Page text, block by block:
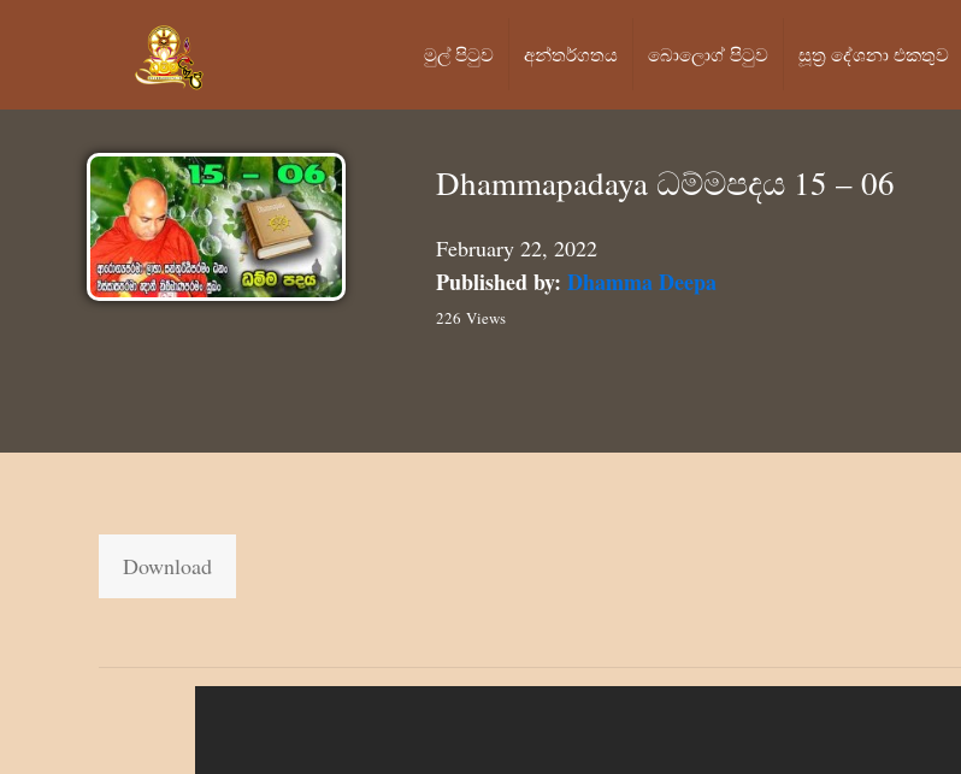
මුල් පි‍ටුව අන්තර්ගතය බොලොග් පි‍ටුව සූත්‍ර දේශනා එකතුව
Dhammapadaya ධම්මපදය 15 – 06
February 22, 2022
Published by: Dhamma Deepa
226 Views
Download